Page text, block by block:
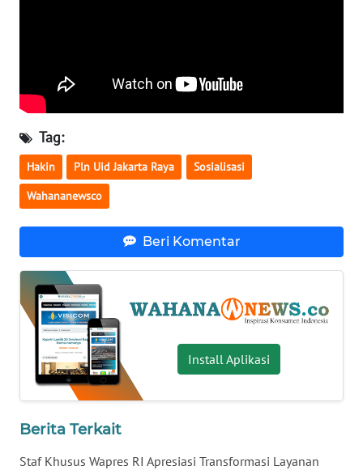
Tag:
Hakin Pln Uid Jakarta Raya Sosialisasi
Wahananewsco
Beri Komentar
Install Aplikasi
Berita Terkait
Staf Khusus Wapres RI Apresiasi Transformasi Layanan
DISCLAIMER
Wahana
News
Regional
SUMUT
WN
JAKARTA
WN
JABAR
WN
BANTEN